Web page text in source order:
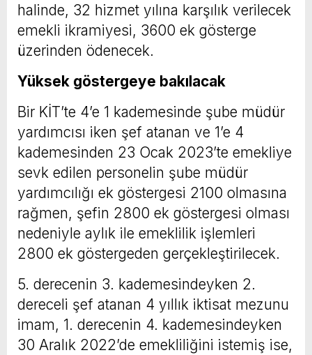
halinde, 32 hizmet yılına karşılık verilecek
emekli ikramiyesi, 3600 ek gösterge
üzerinden ödenecek.
Yüksek göstergeye bakılacak
Bir KİT’te 4’e 1 kademesinde şube müdür
yardımcısı iken şef atanan ve 1’e 4
kademesinden 23 Ocak 2023’te emekliye
sevk edilen personelin şube müdür
yardımcılığı ek göstergesi 2100 olmasına
rağmen, şefin 2800 ek göstergesi olması
nedeniyle aylık ile emeklilik işlemleri
2800 ek göstergeden gerçekleştirilecek.
5. derecenin 3. kademesindeyken 2.
dereceli şef atanan 4 yıllık iktisat mezunu
imam, 1. derecenin 4. kademesindeyken
30 Aralık 2022’de emekliliğini istemiş ise,